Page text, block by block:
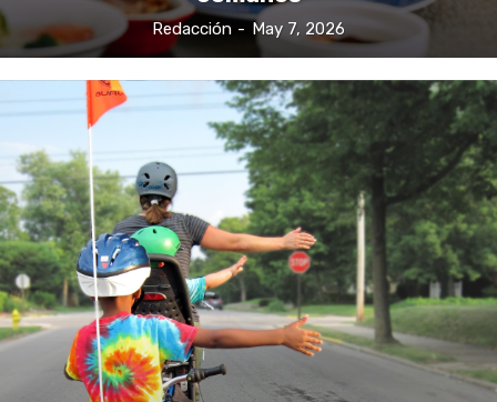
Redacción - May 7, 2026